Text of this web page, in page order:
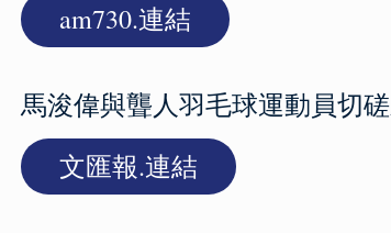
am730.連結
馬浚偉與聾人羽毛球運動員切
文匯報.連結